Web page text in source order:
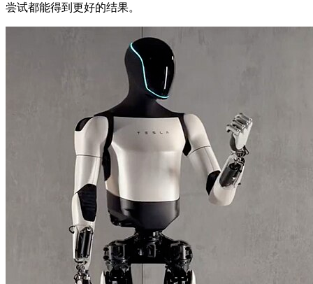
尝试都能得到更好的结果。